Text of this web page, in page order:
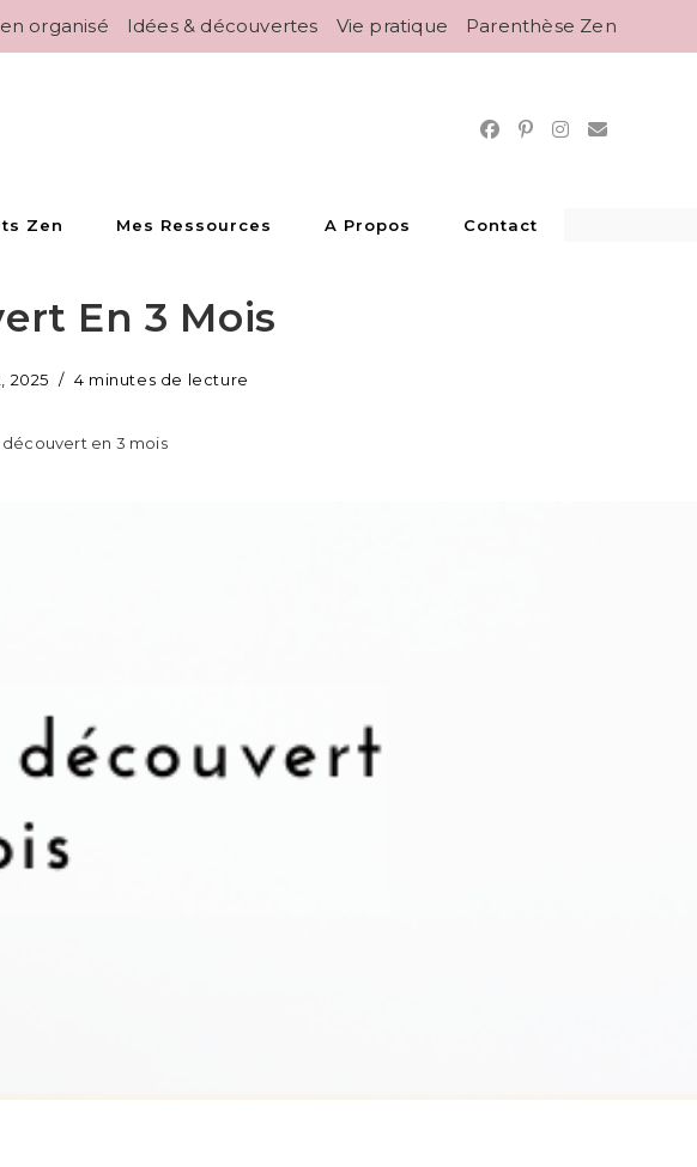
organisé Idées & découvertes Vie pratique Parenthèse Zen
Zen Mes Ressources A Propos Contact
En 3 Mois
2025 4 minutes de lecture
en 3 mois